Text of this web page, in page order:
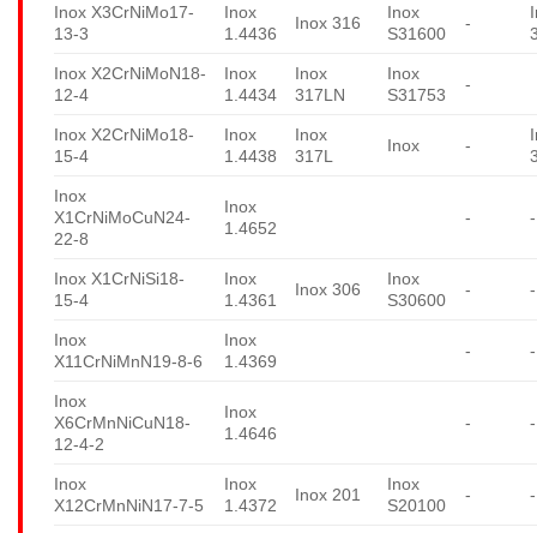
Inox X3CrNiMo17-
13-3
Inox
1.4436
Inox 316
Inox
S31600
-
Inox X2CrNiMoN18-
12-4
Inox
1.4434
Inox
317LN
Inox
S31753
-
Inox X2CrNiMo18-
15-4
Inox
1.4438
Inox
317L
Inox -
Inox
X1CrNiMoCuN24-
22-8
Inox
1.4652
- -
Inox X1CrNiSi18-
15-4
Inox
1.4361
Inox 306
Inox
S30600
- -
Inox
X11CrNiMnN19-8-6
Inox
1.4369
- -
Inox
X6CrMnNiCuN18-
12-4-2
Inox
1.4646
- -
Inox
X12CrMnNiN17-7-5
Inox
1.4372
Inox 201
Inox
S20100
- -